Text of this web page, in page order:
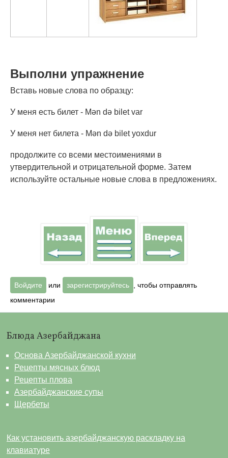
Выполни упражнение
Вставь новые слова по образцу:
У меня есть билет - Mən də bilet var
У меня нет билета - Mən də bilet yoxdur
продолжите со всеми местоимениями в
утвердительной и отрицательной форме. Затем
используйте остальные новые слова в предложениях.
Войдите или зарегистрируйтесь
, чтобы отправлять
комментарии
Блюда Азербайджана
Основа Азербайджанской кухни
Рецепты мясных блюд
Рецепты плова
Азербайджанские супы
Щербеты
Как установить азербайджанскую раскладку на
клавиатуре